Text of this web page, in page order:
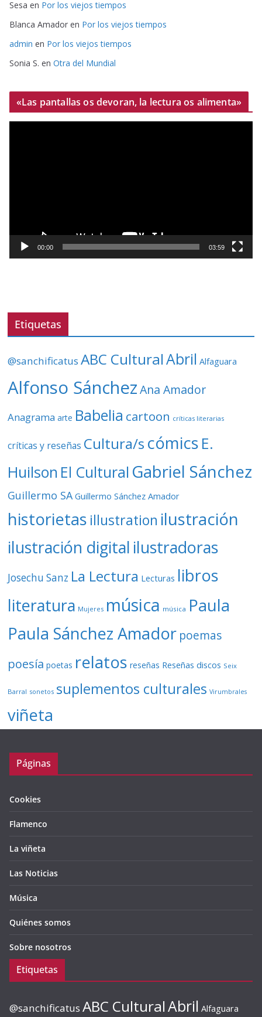
Sesa en Por los viejos tiempos
Blanca Amador en Por los viejos tiempos
admin en Por los viejos tiempos
Sonia S. en Otra del Mundial
«Las pantallas os devoran, la lectura os alimenta»
o
í
e
00:00 03:59
Etiquetas
@sanchificatus ABC CulturalAbril Alfaguara
Alfonso Sánchez Ana Amador
Anagrama arte Babelia cartoon críticas literarias
críticas y reseñas Cultura/s cómics E.
Huilson El Cultural Gabriel Sánchez
Guillermo SA Guillermo Sánchez Amador
historietas illustration ilustración
ilustración digital ilustradoras
Josechu Sanz La Lectura Lecturas libros
literatura Mujeres música música Paula
Paula Sánchez Amador poemas
poesía poetas relatos reseñas Reseñas discos Seix
Barral sonetos suplementos culturales Virumbrales
viñeta
Páginas
Cookies
Flamenco
La viñeta
Las Noticias
Música
Quiénes somos
Sobre nosotros
Etiquetas
@sanchificatus ABC CulturalAbril Alfaguara